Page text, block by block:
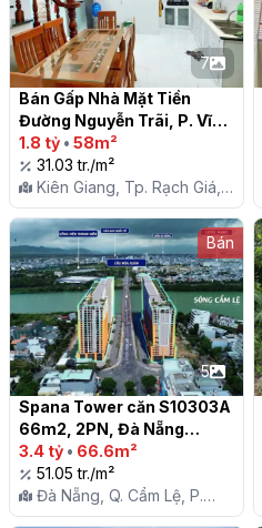
7
Bán Gấp Nhà Mặt Tiền
Đường Nguyễn Trãi, P. Vĩnh
Thanh - Giá Tốt!
1.8 tỷ • 58m²
31.03 tr./m²
Kiên Giang, Tp. Rạch Giá,
P. Vĩnh Thanh
Bán
5
Spana Tower căn S10303A
66m2, 2PN, Đà Nẵng
3.4 tỷ • 66.6m²
51.05 tr./m²
Đà Nẵng, Q. Cẩm Lệ, P.
Hòa Xuân